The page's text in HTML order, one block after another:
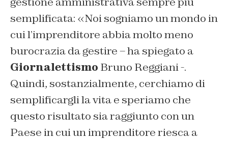
semplificata: «Noi sogniamo un mondo in
cui l’imprenditore abbia molto meno
burocrazia da gestire – ha spiegato a
Giornalettismo Bruno Reggiani -.
Quindi, sostanzialmente, cerchiamo di
semplificargli la vita e speriamo che
questo risultato sia raggiunto con un
Paese in cui un imprenditore riesca a